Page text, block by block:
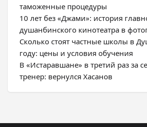
таможенные процедуры
10 лет без «Джами»: история
душанбинского кинотеатра в
Сколько стоят частные школы в
году: цены и условия обучения
В «Истаравшане» в третий раз за
тренер: вернулся Хасанов